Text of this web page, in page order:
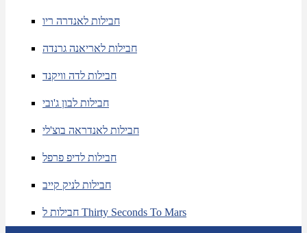
חבילות לאנדרה ריו
חבילות לאריאנה גרנדה
חבילות לדה וויקנד
חבילות לבון ג'ובי
חבילות לאנדראה בוצ'לי
חבילות לדיפ פרפל
חבילות לניק קייב
חבילות ל Thirty Seconds To Mars